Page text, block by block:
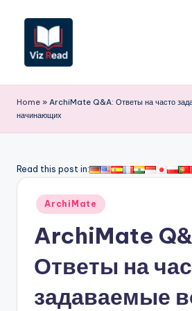
Перейти
содержимому
iz
R
a
Home » ArchiMate Q&A: Ответы на часто
начинающих
Read this post in:
Опубликовано
ArchiMate
ArchiMate
Ответы на
задаваемые